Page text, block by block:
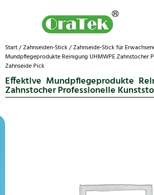
Start/Zahnseiden-Stick/Zahnseide-Stick für
Mundpflegeprodukte Reinigung UHMWPE Zahnstocher
Zahnseide Pick
Effektive Mundpflegeprodukte
Zahnstocher Professionelle